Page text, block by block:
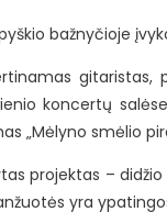
bažnyčioje
gitaristas,
koncertų
„Mėlyno smėlio
projektas –
yra